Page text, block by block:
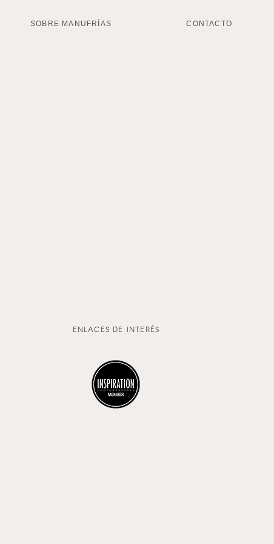
SOBRE MANUFRÍAS CONTACTO
ENLACES DE INTERÉS